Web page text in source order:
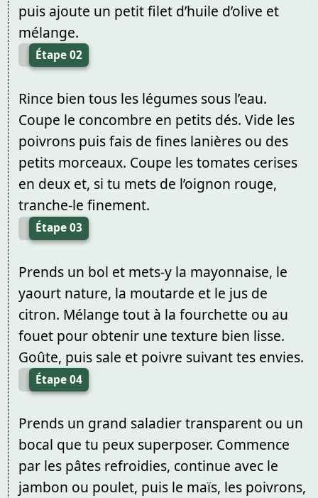
puis ajoute un petit filet d’huile d’olive et
mélange.
Étape 02
Rince bien tous les légumes sous l’eau.
Coupe le concombre en petits dés. Vide les
poivrons puis fais de fines lanières ou des
petits morceaux. Coupe les tomates cerises
en deux et, si tu mets de l’oignon rouge,
tranche-le finement.
Étape 03
Prends un bol et mets-y la mayonnaise, le
yaourt nature, la moutarde et le jus de
citron. Mélange tout à la fourchette ou au
fouet pour obtenir une texture bien lisse.
Goûte, puis sale et poivre suivant tes envies.
Étape 04
Prends un grand saladier transparent ou un
bocal que tu peux superposer. Commence
par les pâtes refroidies, continue avec le
jambon ou poulet, puis le maïs, les poivrons,